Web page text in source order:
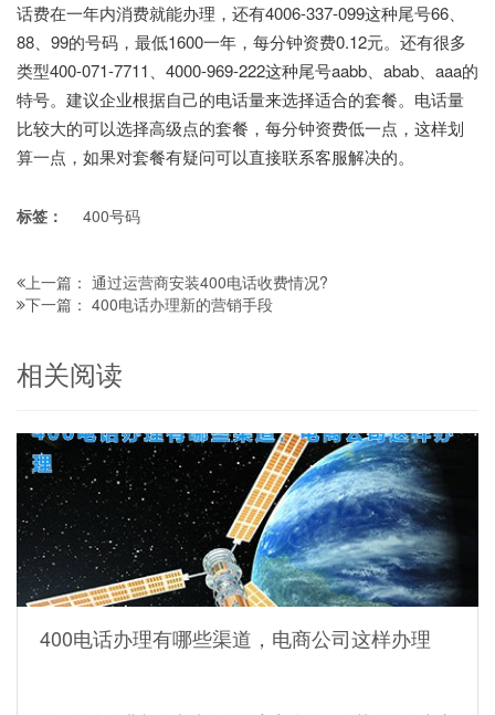
话费在一年内消费就能办理，还有4006-337-099这种尾号66、
88、99的号码，最低1600一年，每分钟资费0.12元。还有很多
类型400-071-7711、4000-969-222这种尾号aabb、abab、aaa的
特号。建议企业根据自己的电话量来选择适合的套餐。电话量
比较大的可以选择高级点的套餐，每分钟资费低一点，这样划
算一点，如果对套餐有疑问可以直接联系客服解决的。
标签： 400号码
上一篇： 通过运营商安装400电话收费情况?
下一篇： 400电话办理新的营销手段
相关阅读
400电话办理有哪些渠道，电商公司这样办理